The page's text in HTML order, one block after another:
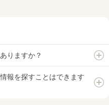
りますか？
報を探すことはできます